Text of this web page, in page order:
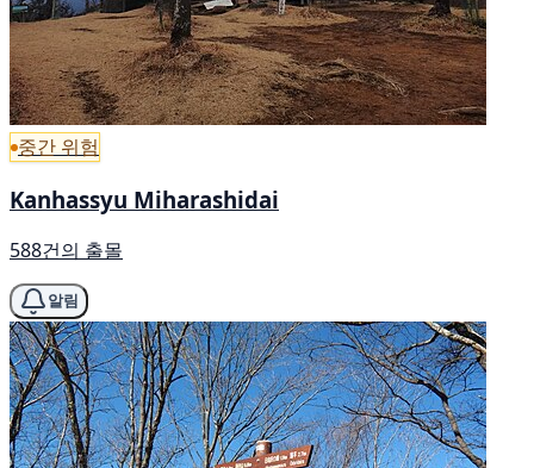
중간 위험
Kanhassyu Miharashidai
588건의 출몰
알림